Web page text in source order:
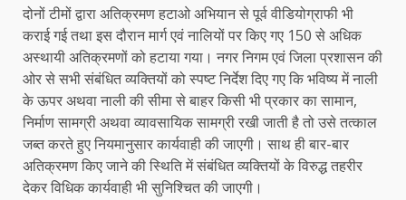
दोनों टीमों द्वारा अतिक्रमण हटाओ अभियान से पूर्व वीडियोग्राफी भी
कराई गई तथा इस दौरान मार्ग एवं नालियों पर किए गए 150 से अधिक
अस्थायी अतिक्रमणों को हटाया गया। नगर निगम एवं जिला प्रशासन की
ओर से सभी संबंधित व्यक्तियों को स्पष्ट निर्देश दिए गए कि भविष्य में नाली
के ऊपर अथवा नाली की सीमा से बाहर किसी भी प्रकार का सामान,
निर्माण सामग्री अथवा व्यावसायिक सामग्री रखी जाती है तो उसे तत्काल
जब्त करते हुए नियमानुसार कार्यवाही की जाएगी। साथ ही बार-बार
अतिक्रमण किए जाने की स्थिति में संबंधित व्यक्तियों के विरुद्ध तहरीर
देकर विधिक कार्यवाही भी सुनिश्चित की जाएगी।